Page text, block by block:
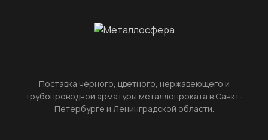
Поставка чёрного, цветного, нержавеющего и
трубопроводной арматуры металлопроката в Санкт-
Петербурге и Ленинградской области.